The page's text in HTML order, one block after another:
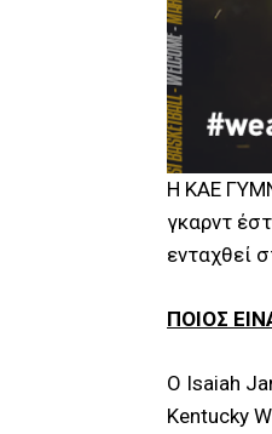
Η ΚΑΕ
γκαρντ
ενταχθεί
ΠΟΙΟΣ
Ο Isaiah
Kentucky